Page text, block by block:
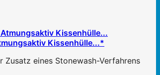
Kissenhülle...*
eines Stonewash-Verfahrens